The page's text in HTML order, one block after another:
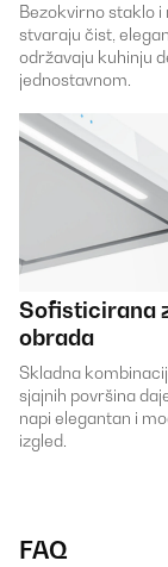
Bezokvirno staklo i
stvaraju čist,
održavaju kuhinju
jednostavnom.
Sofisticirana
obrada
Skladna
sjajnih površina
napi elegantan i
izgled.
FAQ